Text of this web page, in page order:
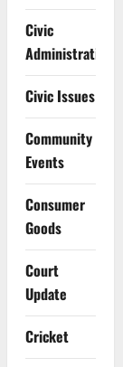
Civic
Administration
Civic Issues
Community
Events
Consumer
Goods
Court
Update
Cricket